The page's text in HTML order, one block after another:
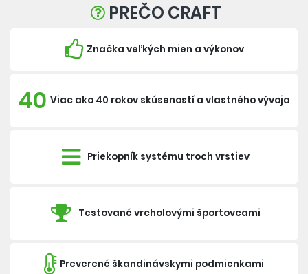
PREČO CRAFT
Značka veľkých mien a výkonov
40 Viac ako 40 rokov skúseností a vlastného vývoja
Priekopník systému troch vrstiev
Testované vrcholovými športovcami
Preverené škandinávskymi podmienkami